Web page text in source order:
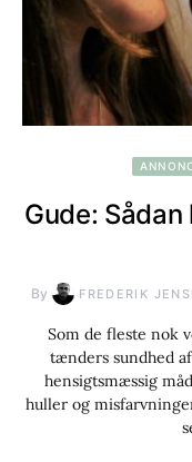
Gude:
By FREDERIK
Som de fleste nok
tænders sundhed
hensigtsmæssig
huller og